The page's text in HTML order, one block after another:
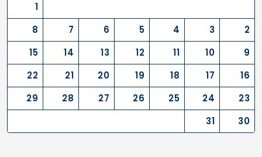
1
2
3
4
5
6
7
8
9
10
11
12
13
14
15
16
17
18
19
20
21
22
23
24
25
26
27
28
29
30
31